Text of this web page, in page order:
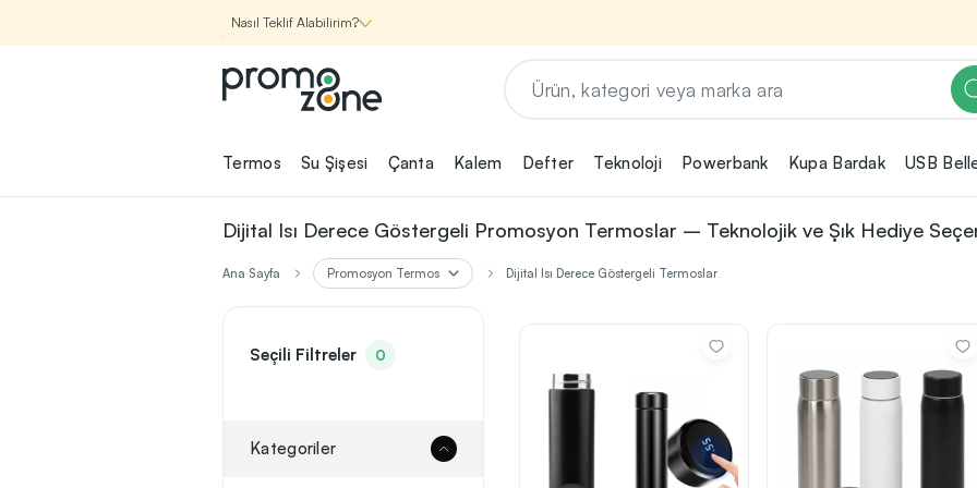
Nasıl Teklif Alabilirim?
Promozone
Şirketin için İhtiyacın
Olan
Bul!
1
garantisi ile Promozone'da keşfedebilirsin.
2
baskı yönü ve adet gibi detayları seçerek,
3
Termos Su Şişesi Çanta Kalem Defter Teknoloji Powerbank Kupa Bardak USB
Dijital Isı Derece Göstergeli Promosyon Termoslar – Teknolojik ve Şık Hediye
Ana Sayfa Promosyon Termos Dijital Isı Derece Göstergeli Termoslar
Seçili Filtreler 0
Kategoriler